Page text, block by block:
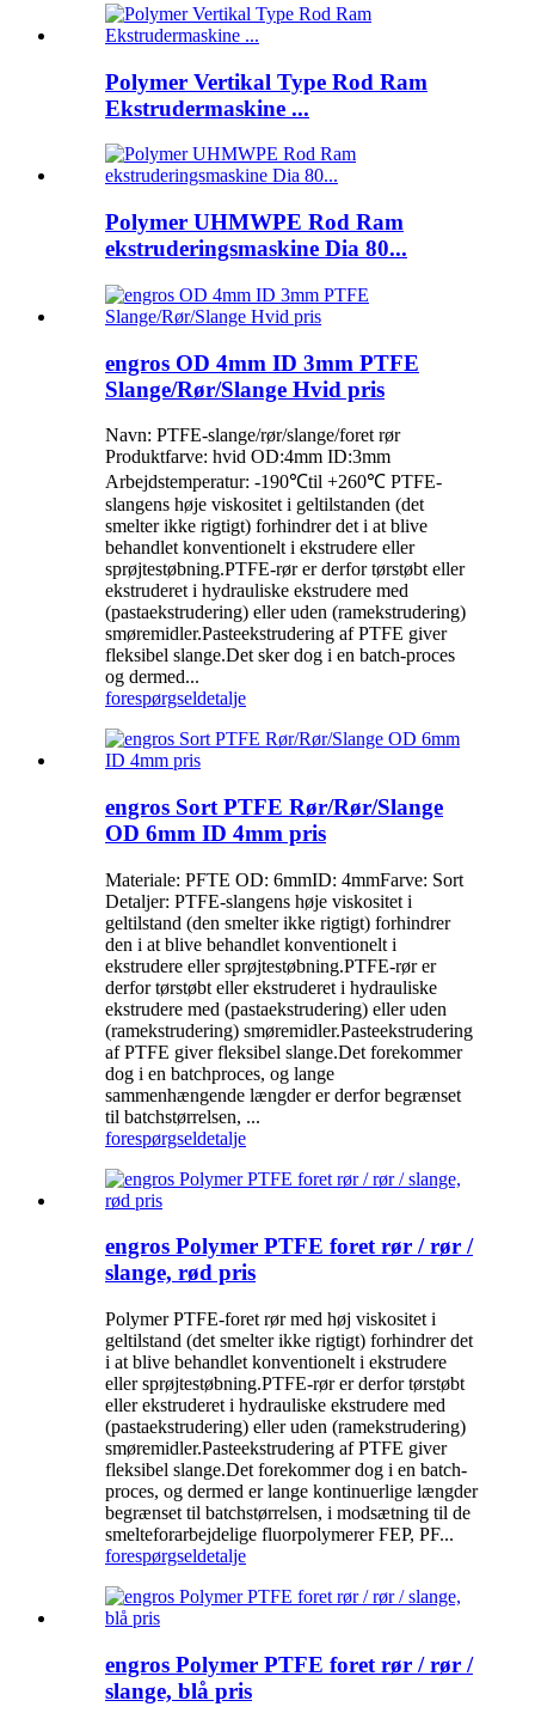
Polymer Vertikal Type Rod Ram
Ekstrudermaskine ...
Polymer UHMWPE Rod Ram
ekstruderingsmaskine Dia 80...
engros OD 4mm ID 3mm PTFE
Slange/Rør/Slange Hvid pris
Navn: PTFE-slange/rør/slange/foret rør
Produktfarve: hvid OD:4mm ID:3mm
Arbejdstemperatur: -190℃til +260℃ PTFE-
slangens høje viskositet i geltilstanden (det
smelter ikke rigtigt) forhindrer det i at blive
behandlet konventionelt i ekstrudere eller
sprøjtestøbning.PTFE-rør er derfor tørstøbt eller
ekstruderet i hydrauliske ekstrudere med
(pastaekstrudering) eller uden (ramekstrudering)
smøremidler.Pasteekstrudering af PTFE giver
fleksibel slange.Det sker dog i en batch-proces
og dermed...
forespørgseldetalje
engros Sort PTFE Rør/Rør/Slange
OD 6mm ID 4mm pris
Materiale: PFTE OD: 6mmID: 4mmFarve: Sort
Detaljer: PTFE-slangens høje viskositet i
geltilstand (den smelter ikke rigtigt) forhindrer
den i at blive behandlet konventionelt i
ekstrudere eller sprøjtestøbning.PTFE-rør er
derfor tørstøbt eller ekstruderet i hydrauliske
ekstrudere med (pastaekstrudering) eller uden
(ramekstrudering) smøremidler.Pasteekstrudering
af PTFE giver fleksibel slange.Det forekommer
dog i en batchproces, og lange
sammenhængende længder er derfor begrænset
til batchstørrelsen, ...
forespørgseldetalje
engros Polymer PTFE foret rør / rør /
slange, rød pris
Polymer PTFE-foret rør med høj viskositet i
geltilstand (det smelter ikke rigtigt) forhindrer det
i at blive behandlet konventionelt i ekstrudere
eller sprøjtestøbning.PTFE-rør er derfor tørstøbt
eller ekstruderet i hydrauliske ekstrudere med
(pastaekstrudering) eller uden (ramekstrudering)
smøremidler.Pasteekstrudering af PTFE giver
fleksibel slange.Det forekommer dog i en batch-
proces, og dermed er lange kontinuerlige længder
begrænset til batchstørrelsen, i modsætning til de
smelteforarbejdelige fluorpolymerer FEP, PF...
forespørgseldetalje
engros Polymer PTFE foret rør / rør /
slange, blå pris